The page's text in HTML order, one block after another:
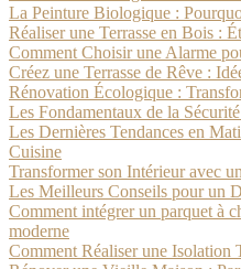
La Peinture Biologique :
Réaliser une Terrasse en Bois :
Comment Choisir une Alarme
Créez une Terrasse de Rêve :
Rénovation Écologique :
Les Fondamentaux de la
Les Dernières Tendances en
Cuisine
Transformer son Intérieur avec
Les Meilleurs Conseils pour un
Comment intégrer un parquet à
moderne
Comment Réaliser une Isolation